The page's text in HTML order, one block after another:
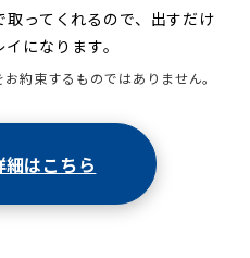
ってくれるので、出すだけ
になります。
約束するものではありません。
細はこちら